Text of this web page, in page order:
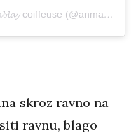
A post shared by 𝓐𝓷𝓷𝓮-𝓜𝓪𝓻𝓲𝓮 𝓣𝓻𝓮𝓶𝓫𝓵𝓪𝔂 coiffeuse (@anma__hair)
skroz ravno na
ravnu, blago